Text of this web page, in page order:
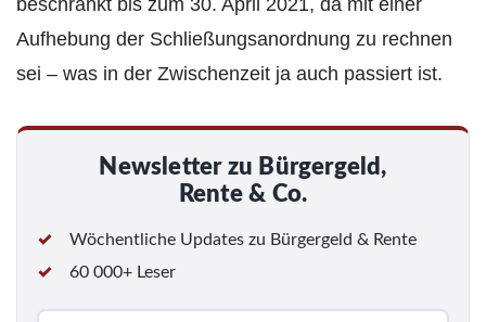
Aufhebung der Schließungsanordnung zu rechnen
sei – was in der Zwischenzeit ja auch passiert ist.
Newsletter zu Bürgergeld,
Rente & Co.
Wöchentliche Updates zu Bürgergeld & Rente
60 000+ Leser